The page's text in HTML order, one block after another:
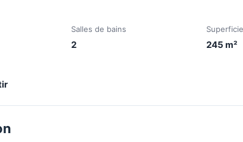
Salles de bains
2
Superficie
245 m²